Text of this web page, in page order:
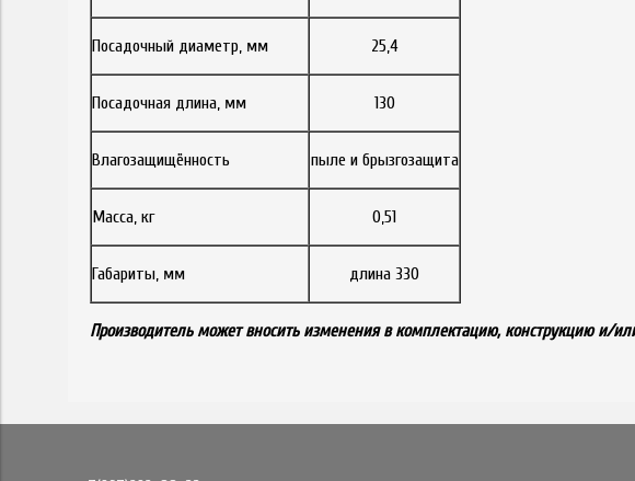
Посадочный диаметр, мм 25,4
Посадочная длина, мм 130
Влагозащищённость пыле и брызгозащита
Масса, кг 0,51
Габариты, мм длина 330
Производитель может вносить изменения в комплектацию, конструкцию и/